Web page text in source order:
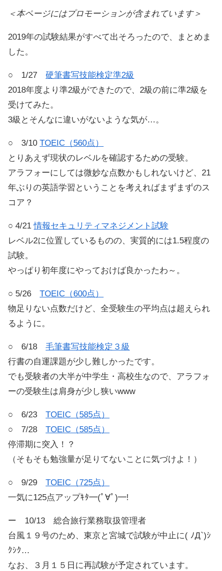
＜本ページにはプロモーションが含まれています＞
2019年の試験結果がすべて出そろったので、まとめま
した。
○ 1/27 硬筆書写技能検定準2級
2018年度より準2級ができたので、2級の前に準2級を
受けてみた。
3級とそんなに違いがないような気が…。
○ 3/10 TOEIC（560点）
とりあえず現状のレベルを確認するための受験。
アラフォーにしては微妙な点数かもしれないけど、21
年ぶりの英語学習ということを考えればまずまずのス
コア？
○ 4/21情報セキュリティマネジメント試験
レベル2に位置しているものの、実質的には1.5程度の
試験。
やっぱり初年度にやっておけば良かったわ～。
○ 5/26 TOEIC（600点）
物足りない点数だけど、全受験生の平均点は超えられ
るように。
○ 6/18 毛筆書写技能検定３級
行書の自運課題が少し難しかったです。
でも受験者の大半が中学生・高校生なので、アラフォ
ーの受験生は肩身が少し狭いwww
○ 6/23 TOEIC（585点）
○ 7/28 TOEIC（585点）
停滞期に突入！？
（そもそも勉強量が足りてないことに気づけよ！）
○ 9/29 TOEIC（725点）
一気に125点アップｷﾀ━(ﾟ∀ﾟ)━!
ー 10/13 総合旅行業務取扱管理者
台風１９号のため、東京と宮城で試験が中止に( ﾉД`)ｼ
ｸｼｸ…
なお、３月１５日に再試験が予定されています。